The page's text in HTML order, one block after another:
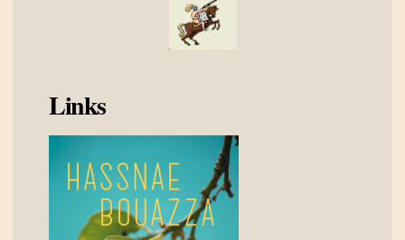
Links